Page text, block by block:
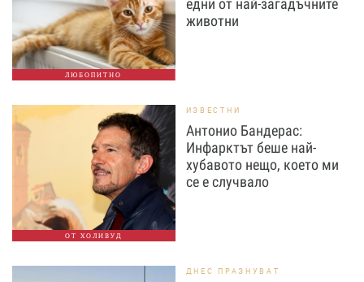
ЛЮБОПИТНО
едни от най-загадъчните
животни
ОТ ХОЛИВУД
ИЗВЕСТНИ
Антонио Бандерас:
Инфарктът беше най-
хубавото нещо, което ми
се е случвало
ДНЕС ПРАЗНУВАТ